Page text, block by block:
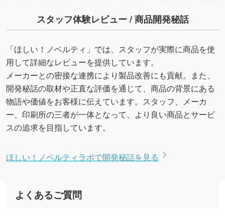
スタッフ体験レビュー / 商品開発秘話
「ほしい！ノベルティ」では、スタッフが実際に商品を使
用して詳細なレビューを提供しています。
メーカーとの密接な連携により製品改善にも貢献。また、
開発秘話の取材や正直な評価を通じて、商品の背景にある
物語や価値をお客様に伝えています。スタッフ、メーカ
ー、印刷所の三者が一体となって、より良い商品とサービ
スの追求を目指しています。
ほしい！ノベルティラボで開発秘話を見る
よくあるご質問